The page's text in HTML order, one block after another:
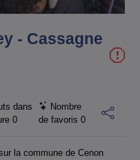
- Cassagne
dans
0
Nombre
de favoris 0
la commune de Cenon